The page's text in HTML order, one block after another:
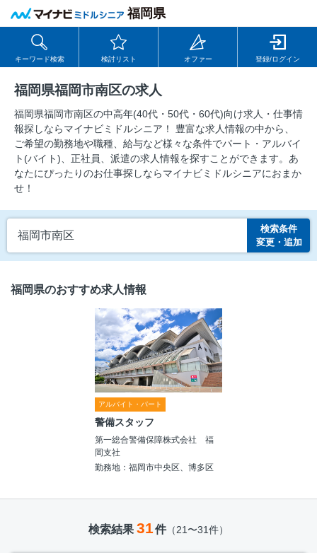
福岡県
キーワード検索 検討リスト オファー 登録/ログイン
福岡県福岡市南区の求人
福岡県福岡市南区の中⾼年(40代・50代・60代)向け求⼈・仕事情
報探しならマイナビミドルシニア！ 豊富な求人情報の中から、
ご希望の勤務地や職種、給与など様々な条件でパート・アルバイ
ト(バイト)、正社員、派遣の求人情報を探すことができます。あ
なたにぴったりのお仕事探しならマイナビミドルシニアにおまか
せ！
福岡市南区
検索条件
変更・追加
福岡県のおすすめ求人情報
アルバイト・パート
警備スタッフ
第一総合警備保障株式会社 福
岡支社
勤務地：福岡市中央区、博多区
検索結果 31件（21〜31件）